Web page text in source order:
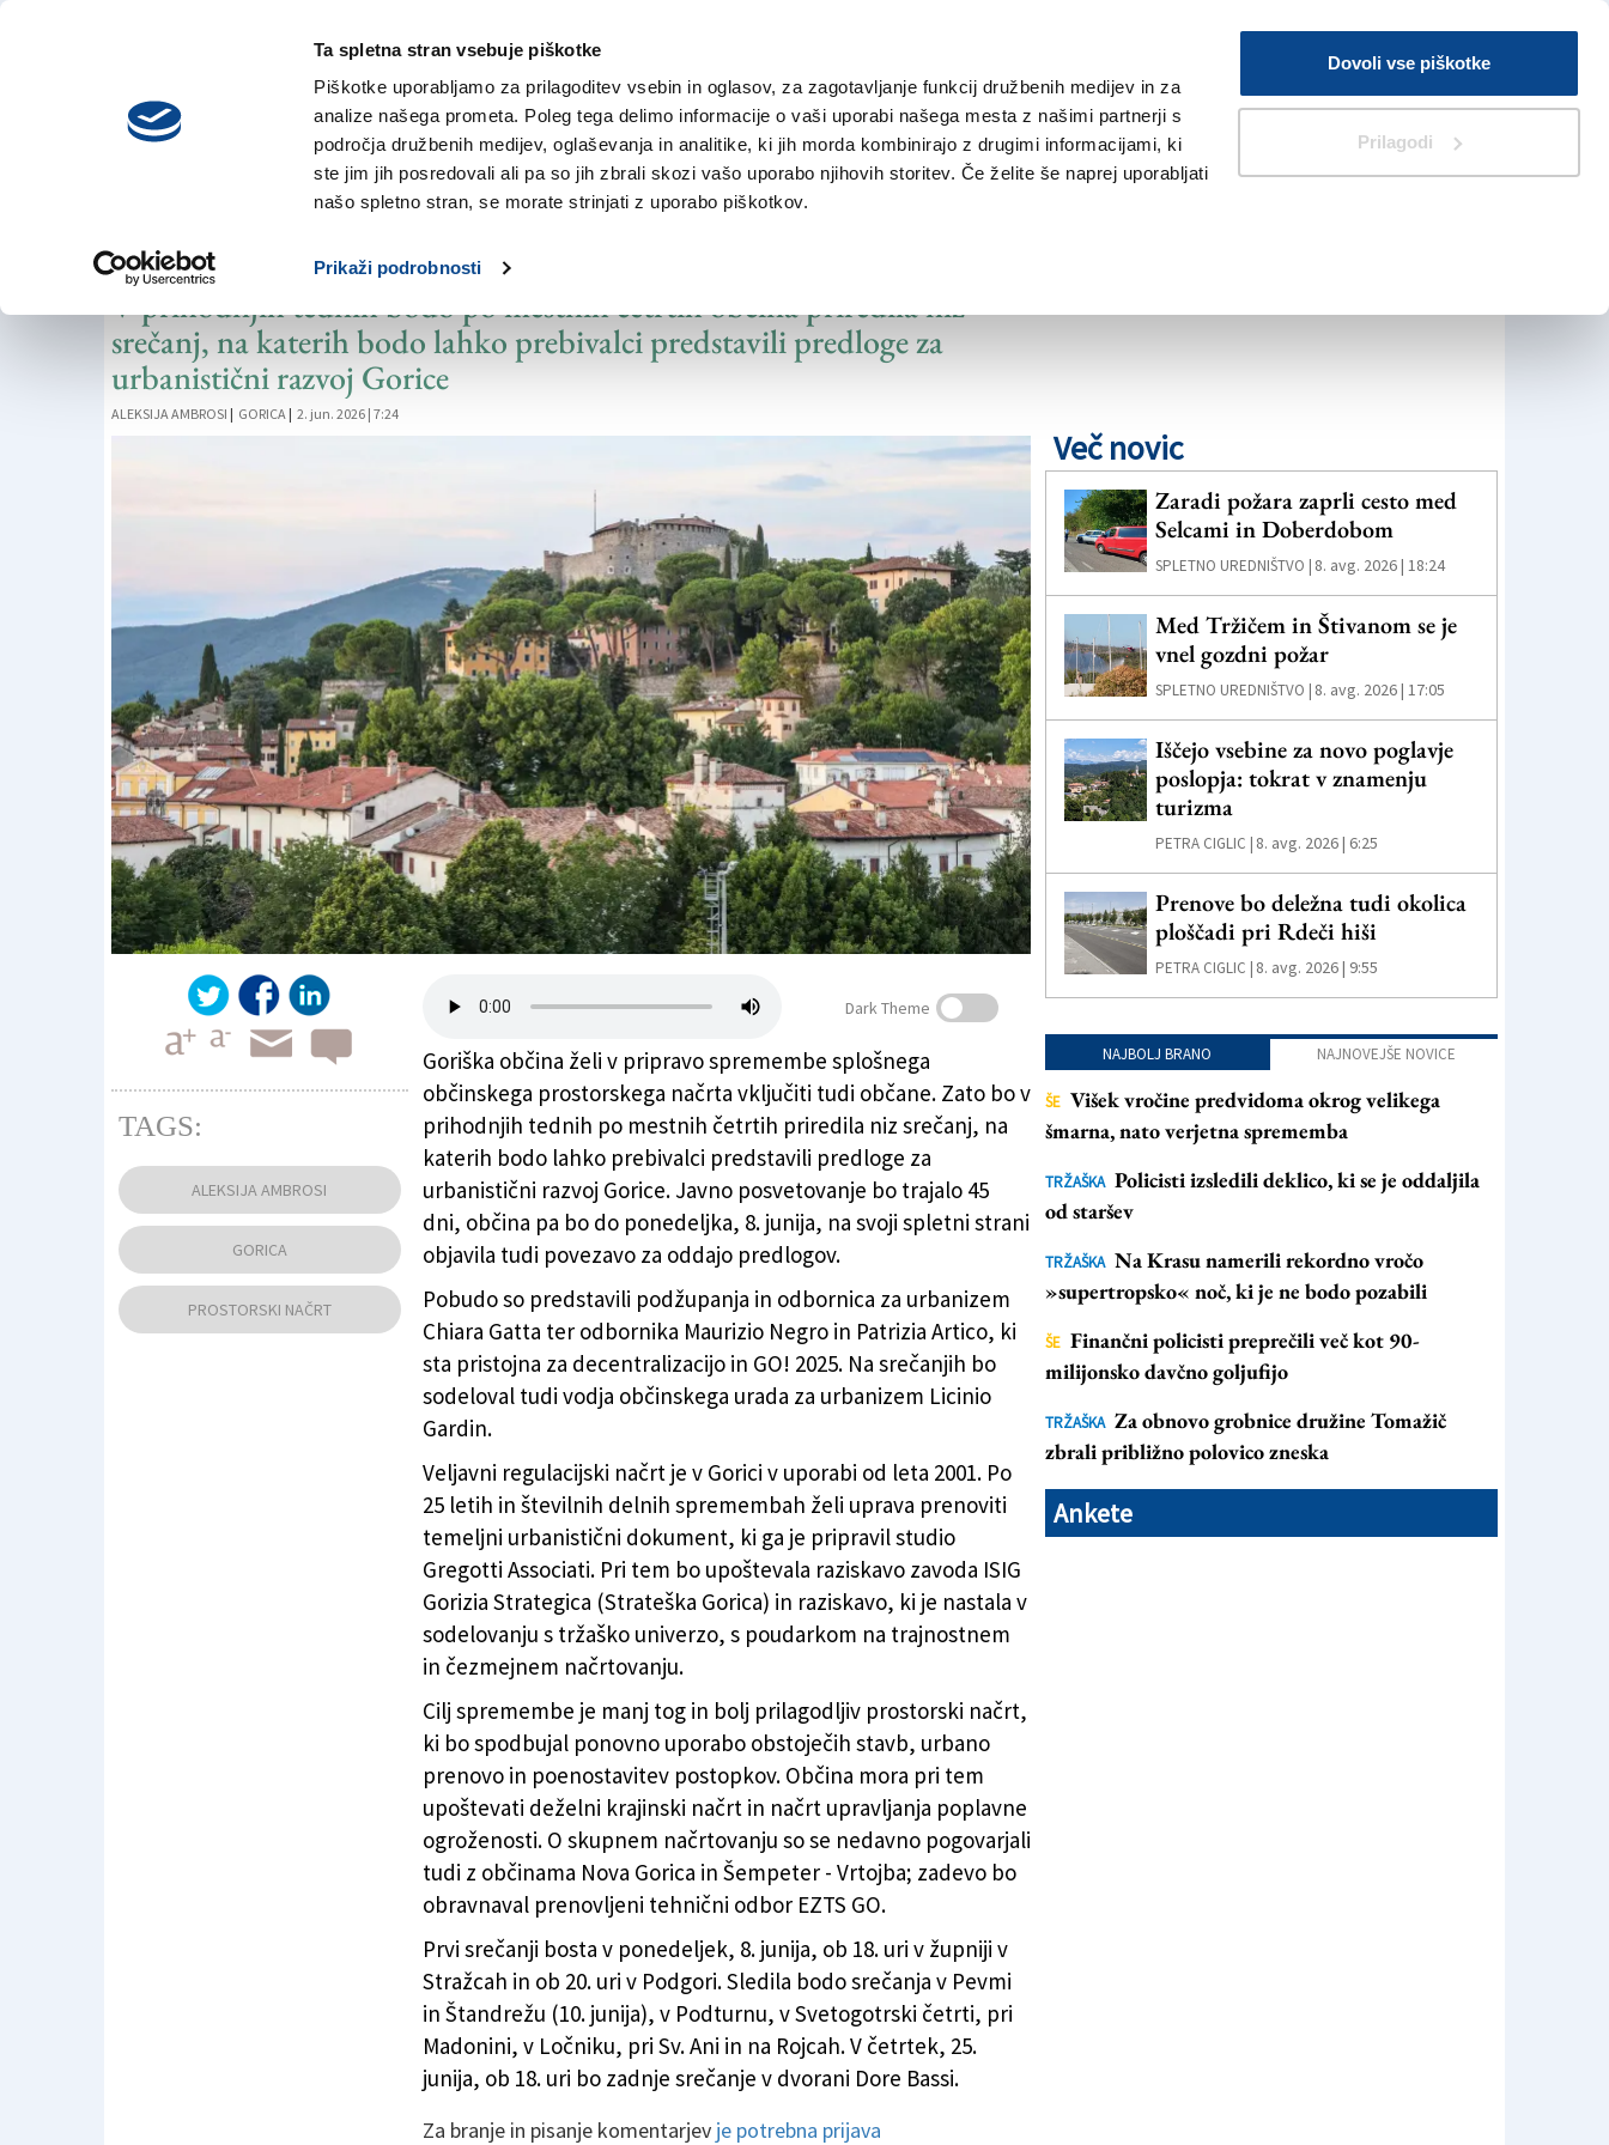
Ta spletna stran vsebuje piškotke
Piškotke uporabljamo za prilagoditev vsebin in oglasov, za zagotavljanje funkcij družbenih medijev in za
analize našega prometa. Poleg tega delimo informacije o vaši uporabi našega mesta z našimi partnerji s
področja družbenih medijev, oglaševanja in analitike, ki jih morda kombinirajo z drugimi informacijami, ki
ste jim jih posredovali ali pa so jih zbrali skozi vašo uporabo njihovih storitev. Če želite še naprej uporabljati
našo spletno stran, se morate strinjati z uporabo piškotkov.
Prikaži podrobnosti
Dovoli vse piškotke
Prilagodi
nedelja,
9. avgusta 2026
V Kioskih
Iskanje
NOVICE TRŽAŠKA GORIŠKA KULTURA ŠPORT ŠE
PROSTORSKI NAČRT
V pripravo načrta želijo vključiti občane
V prihodnjih tednih bodo po mestnih četrtih občina priredila niz
srečanj, na katerih bodo lahko prebivalci predstavili predloge za
urbanistični razvoj Gorice
ALEKSIJA AMBROSI | GORICA | 2. jun. 2026 | 7:24
Pogled na Gorico(TIBALDI)
Dark Theme
Goriška občina želi v pripravo spremembe splošnega
občinskega prostorskega načrta vključiti tudi občane. Zato bo v
prihodnjih tednih po mestnih četrtih priredila niz srečanj, na
katerih bodo lahko prebivalci predstavili predloge za
urbanistični razvoj Gorice. Javno posvetovanje bo trajalo 45
dni, občina pa bo do ponedeljka, 8. junija, na svoji spletni strani
objavila tudi povezavo za oddajo predlogov.
Pobudo so predstavili podžupanja in odbornica za urbanizem
Chiara Gatta ter odbornika Maurizio Negro in Patrizia Artico, ki
sta pristojna za decentralizacijo in GO! 2025. Na srečanjih bo
sodeloval tudi vodja občinskega urada za urbanizem Licinio
Gardin.
Veljavni regulacijski načrt je v Gorici v uporabi od leta 2001. Po
25 letih in številnih delnih spremembah želi uprava prenoviti
temeljni urbanistični dokument, ki ga je pripravil studio
Gregotti Associati. Pri tem bo upoštevala raziskavo zavoda ISIG
Gorizia Strategica (Strateška Gorica) in raziskavo, ki je nastala v
sodelovanju s tržaško univerzo, s poudarkom na trajnostnem
in čezmejnem načrtovanju.
Cilj spremembe je manj tog in bolj prilagodljiv prostorski načrt,
ki bo spodbujal ponovno uporabo obstoječih stavb, urbano
prenovo in poenostavitev postopkov. Občina mora pri tem
upoštevati deželni krajinski načrt in načrt upravljanja poplavne
ogroženosti. O skupnem načrtovanju so se nedavno pogovarjali
tudi z občinama Nova Gorica in Šempeter - Vrtojba; zadevo bo
obravnaval prenovljeni tehnični odbor EZTS GO.
Prvi srečanji bosta v ponedeljek, 8. junija, ob 18. uri v župniji v
Stražcah in ob 20. uri v Podgori. Sledila bodo srečanja v Pevmi
in Štandrežu (10. junija), v Podturnu, v Svetogotrski četrti, pri
Madonini, v Ločniku, pri Sv. Ani in na Rojcah. V četrtek, 25.
junija, ob 18. uri bo zadnje srečanje v dvorani Dore Bassi.
Za branje in pisanje komentarjev je potrebna prijava
TAGS:
ALEKSIJA AMBROSI
GORICA
PROSTORSKI NAČRT
Več novic
Zaradi požara zaprli cesto med
Selcami in Doberdobom
SPLETNO UREDNIŠTVO | 8. avg. 2026 | 18:24
Med Tržičem in Štivanom se je
vnel gozdni požar
SPLETNO UREDNIŠTVO | 8. avg. 2026 | 17:05
Iščejo vsebine za novo poglavje
poslopja: tokrat v znamenju
turizma
PETRA CIGLIC | 8. avg. 2026 | 6:25
Prenove bo deležna tudi okolica
ploščadi pri Rdeči hiši
PETRA CIGLIC | 8. avg. 2026 | 9:55
NAJBOLJ BRANO NAJNOVEJŠE NOVICE
ŠE Višek vročine predvidoma okrog velikega
šmarna, nato verjetna sprememba
TRŽAŠKA Policisti izsledili deklico, ki se je oddaljila
od staršev
TRŽAŠKA Na Krasu namerili rekordno vročo
»supertropsko« noč, ki je ne bodo pozabili
ŠE Finančni policisti preprečili več kot 90-
milijonsko davčno goljufijo
TRŽAŠKA Za obnovo grobnice družine Tomažič
zbrali približno polovico zneska
Ankete